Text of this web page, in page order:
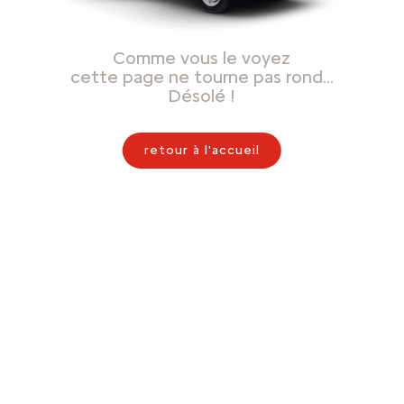
Comme vous le voyez
cette page ne tourne pas rond…
Désolé !
retour à l'accueil